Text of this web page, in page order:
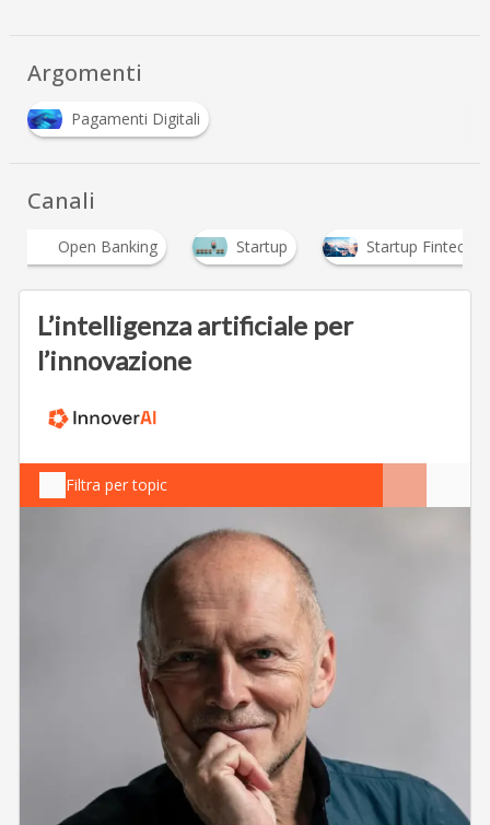
Argomenti
Pagamenti Digitali
Canali
Open Banking Startup Startup Fintech
L’intelligenza artificiale per
l’innovazione
Filtra per topic